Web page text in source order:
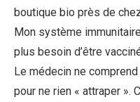
boutique bio près de
Mon système
plus besoin d’être
Le médecin ne
pour ne rien « attraper ».